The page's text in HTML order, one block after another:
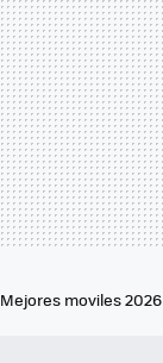
Mejores moviles 2026